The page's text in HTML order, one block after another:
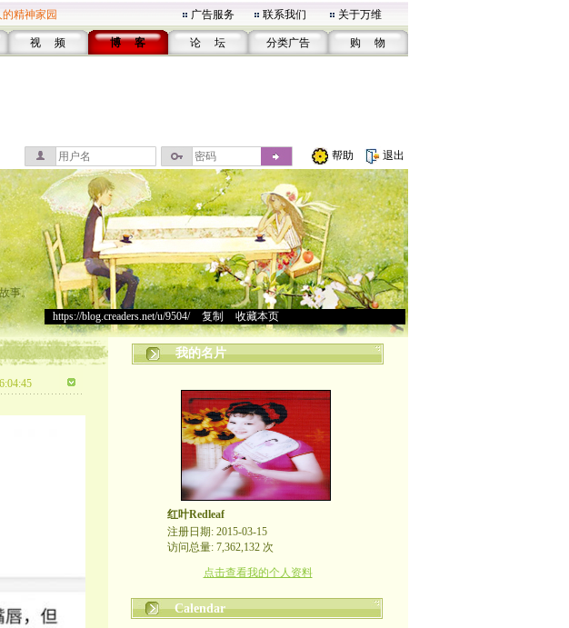
精神家园 广告服务 联系我们 关于万维
视 频 博 客 论 坛 分类广告 购 物
帮助 退出
事。
https://blog.creaders.net/u/9504/> 复制 收藏本页
我的名片
红叶Redleaf
注册日期: 2015-03-15
访问总量: 7,362,132 次
点击查看我的个人资料
Calendar